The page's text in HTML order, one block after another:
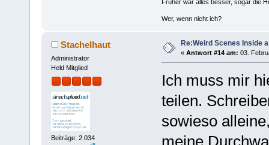
Früher war alles besser, sogar die
Wer, wenn nicht ich?
Stachelhaut
Administrator
Held Mitglied
Beiträge: 2.034
Re:Weird Scenes Inside
« Antwort #14 am: 03.
Ich muss mir
teilen.
sowieso